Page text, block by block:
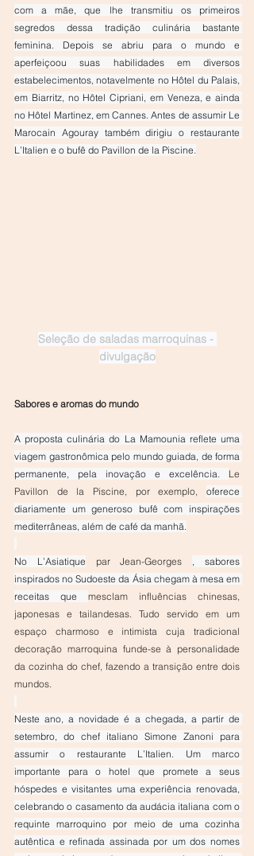
com a mãe, que lhe transmitiu os primeiros
segredos dessa tradição culinária bastante
feminina. Depois se abriu para o mundo e
aperfeiçoou suas habilidades em diversos
estabelecimentos, notavelmente no Hôtel du Palais,
em Biarritz, no Hôtel Cipriani, em Veneza, e ainda
no Hôtel Martinez, em Cannes. Antes de assumir Le
Marocain Agouray também dirigiu o restaurante
L’Italien e o bufê do Pavillon de la Piscine.
Seleção de saladas marroquinas -
divulgação
Sabores e aromas do mundo
A proposta culinária do La Mamounia reflete uma
viagem gastronômica pelo mundo guiada, de forma
permanente, pela inovação e excelência. Le
Pavillon de la Piscine, por exemplo, oferece
diariamente um generoso bufê com inspirações
mediterrâneas, além de café da manhã.
No L’Asiatique par Jean-Georges , sabores
inspirados no Sudoeste da Ásia chegam à mesa em
receitas que mesclam influências chinesas,
japonesas e tailandesas. Tudo servido em um
espaço charmoso e intimista cuja tradicional
decoração marroquina funde-se à personalidade
da cozinha do chef, fazendo a transição entre dois
mundos.
Neste ano, a novidade é a chegada, a partir de
setembro, do chef italiano Simone Zanoni para
assumir o restaurante L’Italien. Um marco
importante para o hotel que promete a seus
hóspedes e visitantes uma experiência renovada,
celebrando o casamento da audácia italiana com o
requinte marroquino por meio de uma cozinha
autêntica e refinada assinada por um dos nomes